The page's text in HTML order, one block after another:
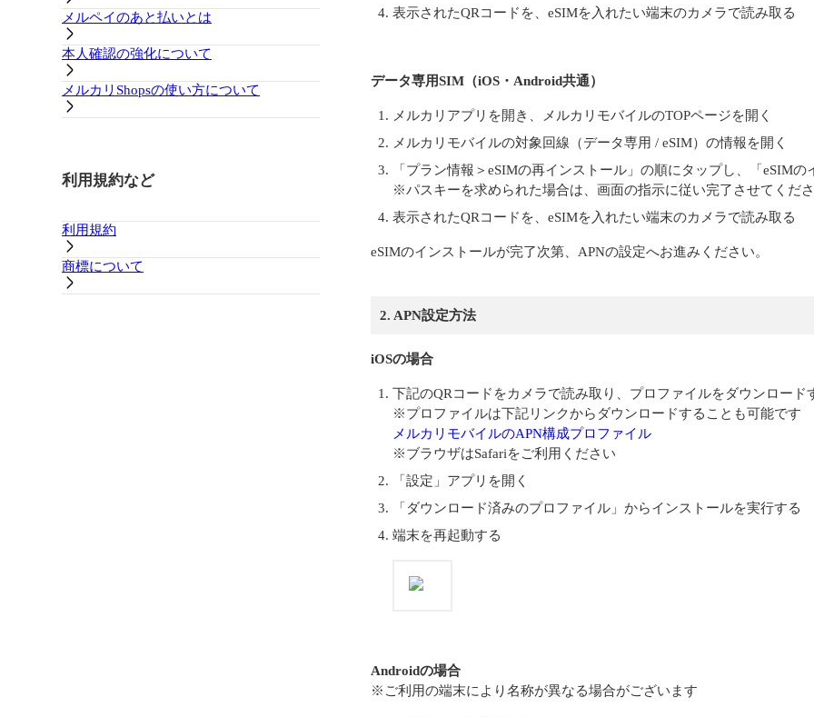
メルペイのあと払いとは
本人確認の強化について
メルカリShopsの使い方について
利用規約など
利用規約
商標について
表示されたQRコードを、eSIMを入れたい端末のカメラで読み取る
データ専用SIM（iOS・Android共通）
メルカリアプリを開き、メルカリモバイルのTOPページを開く
メルカリモバイルの対象回線（データ専用 / eSIM）の情報を開く
「プラン情報＞eSIMの再インストール」の順にタップし、「eSIM
※パスキーを求められた場合は、画面の指示に従い完了させてくだ
表示されたQRコードを、eSIMを入れたい端末のカメラで読み取る
eSIMのインストールが完了次第、APNの設定へお進みください。
2. APN設定方法
iOSの場合
下記のQRコードをカメラで読み取り、プロファイルをダウンロード
※プロファイルは下記リンクからダウンロードすることも可能です
メルカリモバイルのAPN構成プロファイル
※ブラウザはSafariをご利用ください
「設定」アプリを開く
「ダウンロード済みのプロファイル」からインストールを実行する
端末を再起動する
Androidの場合
※ご利用の端末により名称が異なる場合がございます